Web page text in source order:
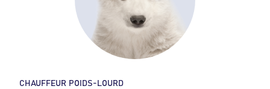
CHAUFFEUR POIDS-LOURD